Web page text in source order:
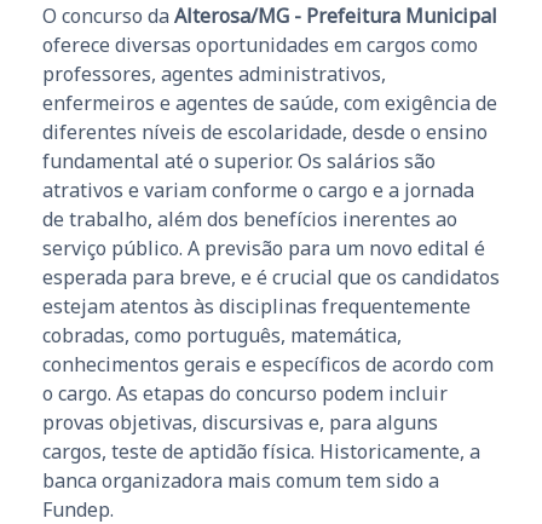
O concurso da Alterosa/MG - Prefeitura Municipal
oferece diversas oportunidades em cargos como
professores, agentes administrativos,
enfermeiros e agentes de saúde, com exigência de
diferentes níveis de escolaridade, desde o ensino
fundamental até o superior. Os salários são
atrativos e variam conforme o cargo e a jornada
de trabalho, além dos benefícios inerentes ao
serviço público. A previsão para um novo edital é
esperada para breve, e é crucial que os candidatos
estejam atentos às disciplinas frequentemente
cobradas, como português, matemática,
conhecimentos gerais e específicos de acordo com
o cargo. As etapas do concurso podem incluir
provas objetivas, discursivas e, para alguns
cargos, teste de aptidão física. Historicamente, a
banca organizadora mais comum tem sido a
Fundep.